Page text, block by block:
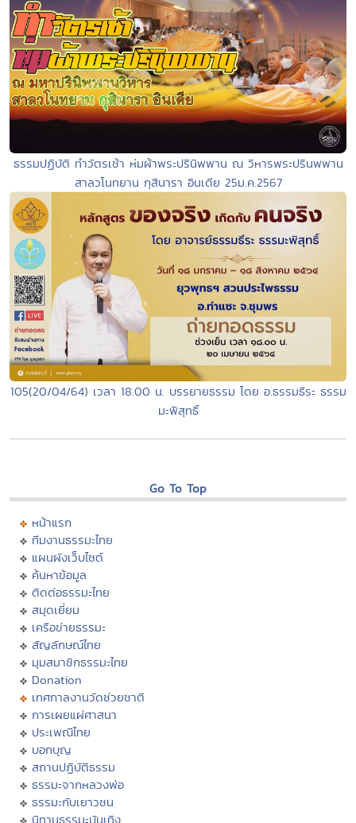
ธรรมปฏิบัติ ทำวัตรเช้า ห่มผ้าพระปรินิพพาน ณ วิหารพระปรินพพาน
สาลวโนทยาน กุสินารา อินเดีย 25ม.ค.2567
105(20/04/64) เวลา 18.00 น. บรรยายธรรม โดย อ.ธรรมธีระ ธรรม
มะพิสุทธิ์
Go To Top
หน้าแรก
ทีมงานธรรมะไทย
แผนผังเว็บไซต์
ค้นหาข้อมูล
ติดต่อธรรมะไทย
สมุดเยี่ยม
เครือข่ายธรรมะ
สัญลักษณ์ไทย
มุมสมาชิกธรรมะไทย
Donation
เทศกาลงานวัดช่วยชาติ
การเผยแผ่ศาสนา
ประเพณีไทย
บอกบุญ
สถานปฏิบัติธรรม
ธรรมะจากหลวงพ่อ
ธรรมะกับเยาวชน
นิทานธรรมะบันเทิง